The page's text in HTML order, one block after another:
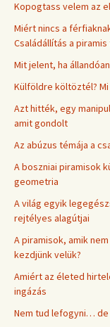
Kopogtass velem az
Miért nincs a
Családállítás a
Mit jelent, ha
Külföldre költöztél? Mi
Azt hitték, egy
amit gondolt
Az abúzus témája a
A boszniai piramisok
geometria
A világ egyik
rejtélyes alagútjai
A piramisok, amik
kezdjünk velük?
Amiért az életed
ingázás
Nem tud lefogyni…